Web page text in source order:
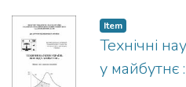
Item
Технічні
у майбутнє